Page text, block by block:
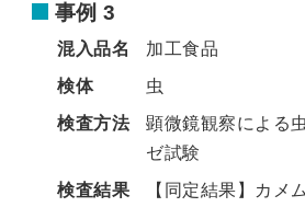
事例 3
混入品名
加工食品
検体
虫
検査方法
顕微鏡観察による
ゼ試験
検査結果
【同定結果】カメ